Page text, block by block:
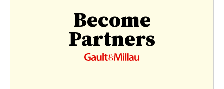
Become
Partners